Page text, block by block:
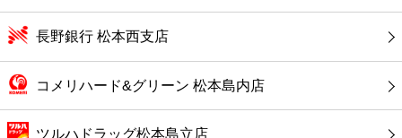
銀行
公共
病院
長野銀行 松本西支店
コメリハード&グリーン 松本島内店
ツルハドラッグ松本島立店